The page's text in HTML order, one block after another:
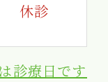
休診
診療日です